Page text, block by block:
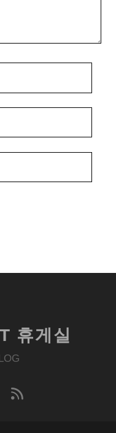
휴게실
rss